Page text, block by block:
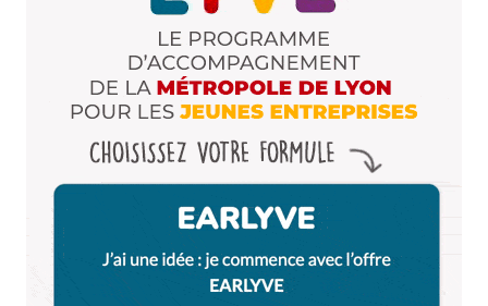
Rien que pour ça, j’ai réussi à me motiver pour trier
mes chaussures et grossir la pile avec celles que
Répondre
[…] vous en parlions à l’occasion d’un bon plan du
week-end, Running Conseil propose des séances de
footing encadrées un samedi sur deux au parc de
Faire du sport pas cher à Lyon | Lyon CityCrunch.net
11 octobre 2011 à 17 h 09 min